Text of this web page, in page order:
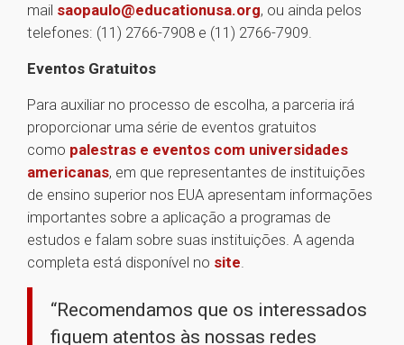
mail saopaulo@educationusa.org, ou ainda pelos
telefones: (11) 2766-7908 e (11) 2766-7909.
Eventos Gratuitos
Para auxiliar no processo de escolha, a parceria irá
proporcionar uma série de eventos gratuitos
como palestras e eventos com universidades
americanas, em que representantes de instituições
de ensino superior nos EUA apresentam informações
importantes sobre a aplicação a programas de
estudos e falam sobre suas instituições. A agenda
completa está disponível no site.
“Recomendamos que os interessados
fiquem atentos às nossas redes